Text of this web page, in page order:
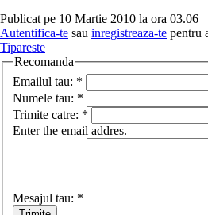
Publicat pe 10 Martie 2010 la ora 03.06
Autentifica-te sau inregistreaza-te pentru
Tipareste
Recomanda
Emailul tau: *
Numele tau: *
Trimite catre: *
Enter the email addres.
Mesajul tau: *